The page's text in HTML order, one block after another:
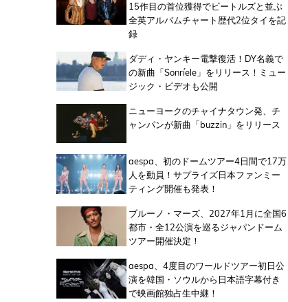
15作目の首位獲得でビートルズと並ぶ
全英アルバムチャート歴代2位タイを記
録
ダディ・ヤンキー電撃復活！DY名義で
の新曲「Sonríele」をリリース！ミュー
ジック・ビデオも公開
ニューヨークのチャイナタウン発、チ
ャンパンが新曲「buzzin」をリリース
aespa、初のドームツアー4日間で17万
人を動員！サプライズ日本ファンミー
ティング開催も発表！
ブルーノ・マーズ、2027年1月に全国6
都市・全12公演を巡るジャパンドーム
ツアー開催決定！
aespa、4度目のワールドツアー初日公
演を韓国・ソウルから日本語字幕付き
で映画館独占生中継！